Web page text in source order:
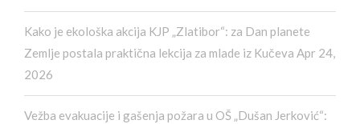
Kako je ekološka akcija KJP „Zlatibor“: za Dan planete
Zemlje postala praktična lekcija za mlade iz Kučeva Apr 24,
2026
Vežba evakuacije i gašenja požara u OŠ „Dušan Jerković“: